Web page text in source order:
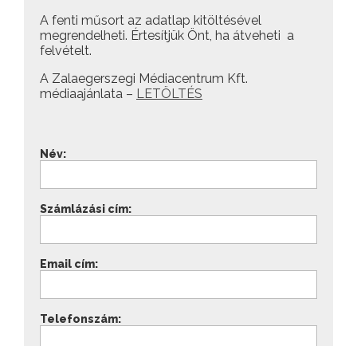
A fenti műsort az adatlap kitöltésével
megrendelheti. Értesítjük Önt, ha átveheti a
felvételt.
A Zalaegerszegi Médiacentrum Kft.
médiaajánlata – LETÖLTÉS
Név:
Számlázási cím:
Email cím:
Telefonszám: